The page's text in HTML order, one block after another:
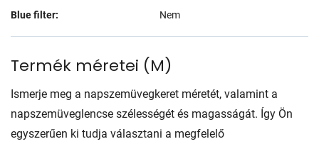
Blue filter:
Nem
Termék méretei (M)
Ismerje meg a napszemüvegkeret méretét, valamint a
napszemüveglencse szélességét és magasságát. Így Ön
egyszerűen ki tudja választani a megfelelő